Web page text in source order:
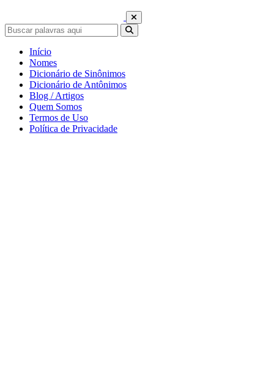
Início
Nomes
Dicionário de Sinônimos
Dicionário de Antônimos
Blog / Artigos
Quem Somos
Termos de Uso
Política de Privacidade